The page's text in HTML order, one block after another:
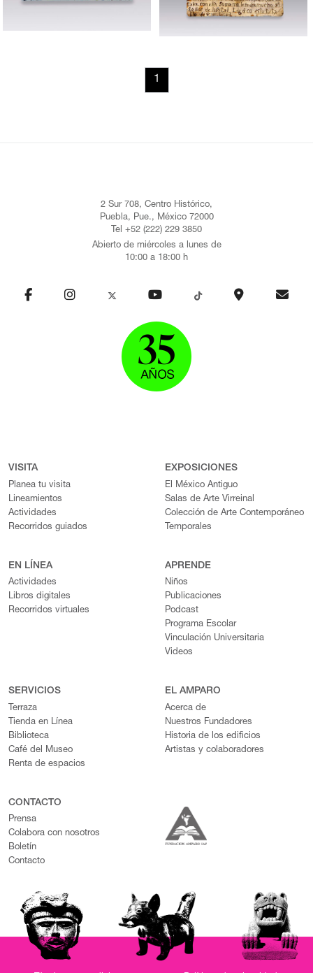
1
2 Sur 708, Centro Histórico,
Puebla, Pue., México 72000
Tel +52 (222) 229 3850
Abierto de miércoles a lunes de
10:00 a 18:00 h
VISITA
Planea tu visita
Lineamientos
Actividades
Recorridos guiados
EXPOSICIONES
El México Antiguo
Salas de Arte Virreinal
Colección de Arte Contemporáneo
Temporales
EN LÍNEA
Actividades
Libros digitales
Recorridos virtuales
APRENDE
Niños
Publicaciones
Podcast
Programa Escolar
Vinculación Universitaria
Videos
SERVICIOS
Terraza
Tienda en Línea
Biblioteca
Café del Museo
Renta de espacios
EL AMPARO
Acerca de
Nuestros Fundadores
Historia de los edificios
Artistas y colaboradores
CONTACTO
Prensa
Colabora con nosotros
Boletín
Contacto